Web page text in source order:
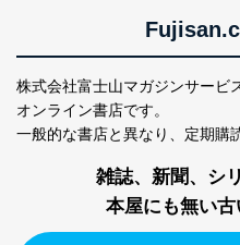
広告
当社にお問合わせ
人情報
お問
質
当社カスタマーQ＆
Aサービス利用者
の確
サイ
ため
ｅ
株式会社富士山マガジンサービ
オンライン書店です。
一般的な書店と異なり、 定期購
雑誌、新聞、シ
本屋にも無い古